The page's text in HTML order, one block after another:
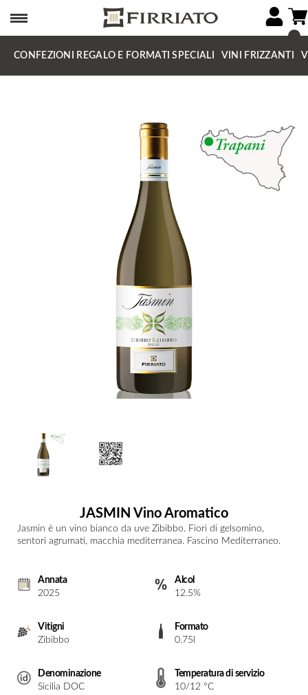
CONFEZIONI REGALO E FORMATI SPECIALI VINI FRIZZANTI
JASMIN Vino Aromatico
Jasmin è un vino bianco da uve Zibibbo. Fiori di gelsomino,
sentori agrumati, macchia mediterranea. Fascino Mediterraneo.
Annata
2025
Alcol
12.5%
Vitigni
Zibibbo
Formato
0.75l
Denominazione
Sicilia DOC
Temperatura di servizio
10/12 °C